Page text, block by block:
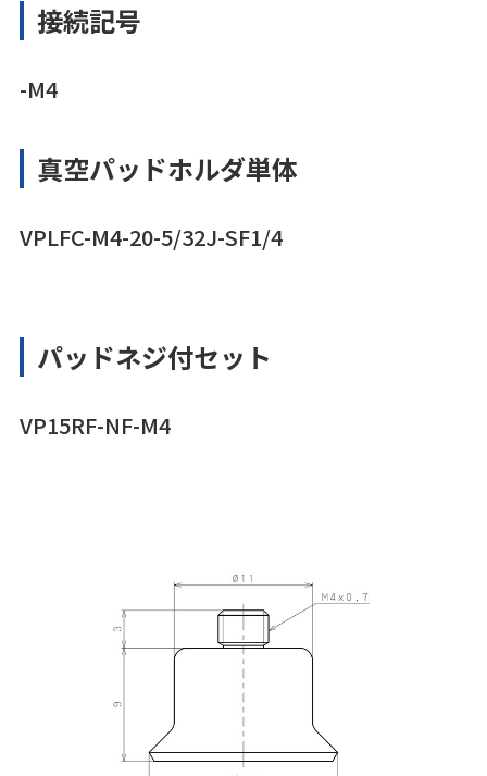
接続記号
-M4
真空パッドホルダ単体
VPLFC-M4-20-5/32J-SF1/4
パッドネジ付セット
VP15RF-NF-M4